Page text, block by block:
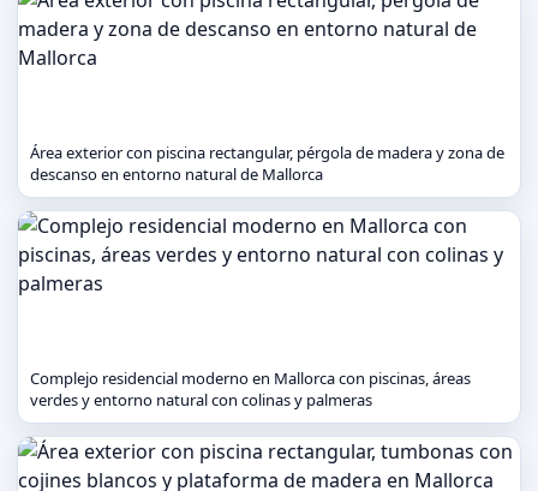
Área exterior con piscina rectangular, pérgola de madera y zona de
descanso en entorno natural de Mallorca
Complejo residencial moderno en Mallorca con piscinas, áreas
verdes y entorno natural con colinas y palmeras